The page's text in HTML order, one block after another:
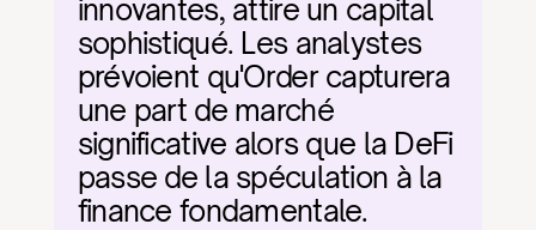
innovantes, attire un capital
sophistiqué. Les analystes
prévoient qu'Order capturera
une part de marché
significative alors que la DeFi
passe de la spéculation à la
finance fondamentale.